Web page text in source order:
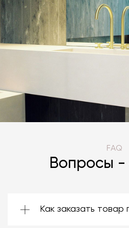
FAQ
Вопросы -
Как заказать